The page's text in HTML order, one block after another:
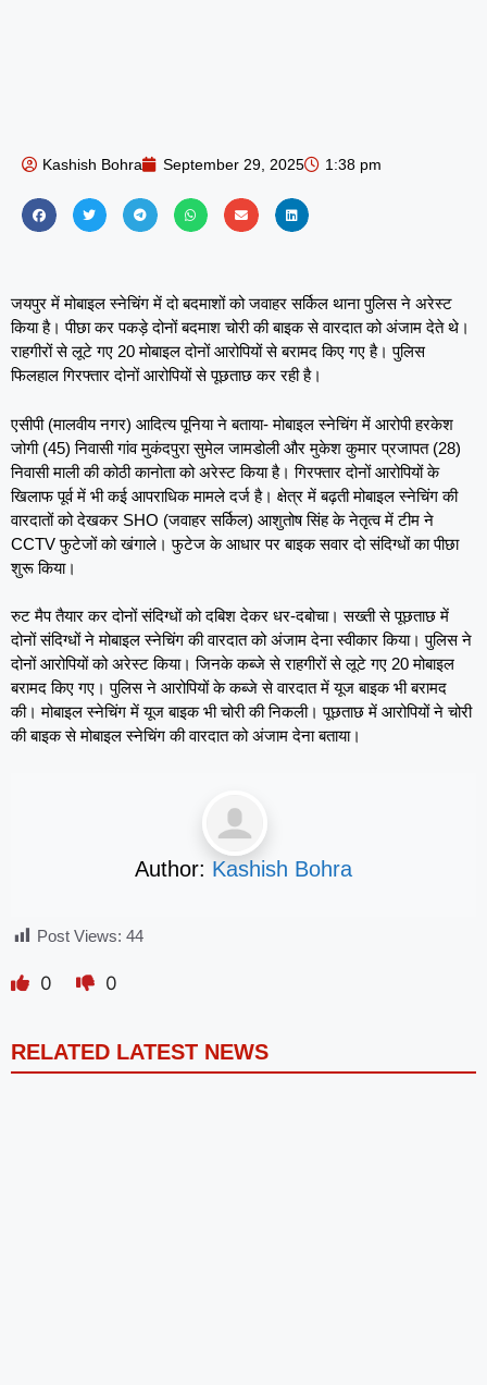
Kashish Bohra September 29, 2025 1:38 pm
जयपुर में मोबाइल स्नेचिंग में दो बदमाशों को जवाहर सर्किल थाना पुलिस ने अरेस्ट
किया है। पीछा कर पकड़े दोनों बदमाश चोरी की बाइक से वारदात को अंजाम देते थे।
राहगीरों से लूटे गए 20 मोबाइल दोनों आरोपियों से बरामद किए गए है। पुलिस
फिलहाल गिरफ्तार दोनों आरोपियों से पूछताछ कर रही है।
एसीपी (मालवीय नगर) आदित्य पूनिया ने बताया- मोबाइल स्नेचिंग में आरोपी हरकेश
जोगी (45) निवासी गांव मुकंदपुरा सुमेल जामडोली और मुकेश कुमार प्रजापत (28)
निवासी माली की कोठी कानोता को अरेस्ट किया है। गिरफ्तार दोनों आरोपियों के
खिलाफ पूर्व में भी कई आपराधिक मामले दर्ज है। क्षेत्र में बढ़ती मोबाइल स्नेचिंग की
वारदातों को देखकर SHO (जवाहर सर्किल) आशुतोष सिंह के नेतृत्व में टीम ने
CCTV फुटेजों को खंगाले। फुटेज के आधार पर बाइक सवार दो संदिग्धों का पीछा
शुरू किया।
रुट मैप तैयार कर दोनों संदिग्धों को दबिश देकर धर-दबोचा। सख्ती से पूछताछ में
दोनों संदिग्धों ने मोबाइल स्नेचिंग की वारदात को अंजाम देना स्वीकार किया। पुलिस ने
दोनों आरोपियों को अरेस्ट किया। जिनके कब्जे से राहगीरों से लूटे गए 20 मोबाइल
बरामद किए गए। पुलिस ने आरोपियों के कब्जे से वारदात में यूज बाइक भी बरामद
की। मोबाइल स्नेचिंग में यूज बाइक भी चोरी की निकली। पूछताछ में आरोपियों ने चोरी
की बाइक से मोबाइल स्नेचिंग की वारदात को अंजाम देना बताया।
Author: Kashish Bohra
Post Views: 44
0 0
RELATED LATEST NEWS